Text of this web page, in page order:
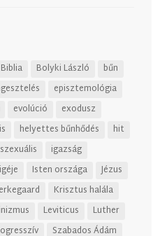
Biblia Bolyki László
bűn
episztemológia
evolúció
exodusz
helyettes bűnhődés
hit
igazság
Isten országa
Jézus
Krisztus halála
Leviticus
Luther
Szabados Ádám